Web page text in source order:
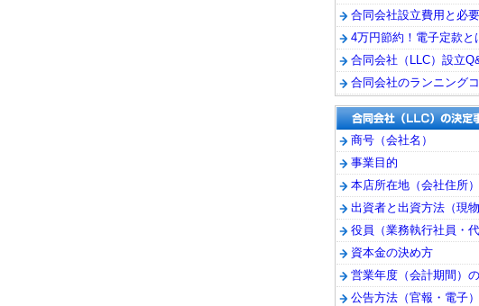
合同会社設立費用と必
4万円節約！電子定款と
合同会社（LLC）設立
合同会社のランニング
商号（会社名）
事業目的
本店所在地（会社住所）
出資者と出資方法（現物
役員（業務執行社員・代
資本金の決め方
営業年度（会計期間）
公告方法（官報・電子